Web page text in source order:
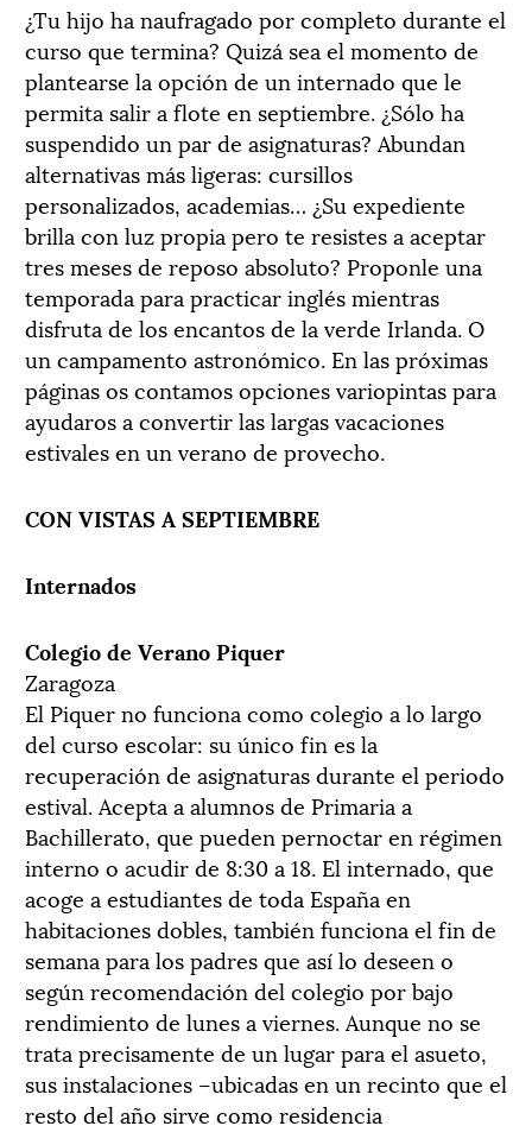
¿Tu hijo ha naufragado por completo durante el
curso que termina? Quizá sea el momento de
plantearse la opción de un internado que le
permita salir a flote en septiembre. ¿Sólo ha
suspendido un par de asignaturas? Abundan
alternativas más ligeras: cursillos
personalizados, academias… ¿Su expediente
brilla con luz propia pero te resistes a aceptar
tres meses de reposo absoluto? Proponle una
temporada para practicar inglés mientras
disfruta de los encantos de la verde Irlanda. O
un campamento astronómico. En las próximas
páginas os contamos opciones variopintas para
ayudaros a convertir las largas vacaciones
estivales en un verano de provecho.
CON VISTAS A SEPTIEMBRE
Internados
Colegio de Verano Piquer
Zaragoza
El Piquer no funciona como colegio a lo largo
del curso escolar: su único fin es la
recuperación de asignaturas durante el periodo
estival. Acepta a alumnos de Primaria a
Bachillerato, que pueden pernoctar en régimen
interno o acudir de 8:30 a 18. El internado, que
acoge a estudiantes de toda España en
habitaciones dobles, también funciona el fin de
semana para los padres que así lo deseen o
según recomendación del colegio por bajo
rendimiento de lunes a viernes. Aunque no se
trata precisamente de un lugar para el asueto,
sus instalaciones –ubicadas en un recinto que el
resto del año sirve como residencia